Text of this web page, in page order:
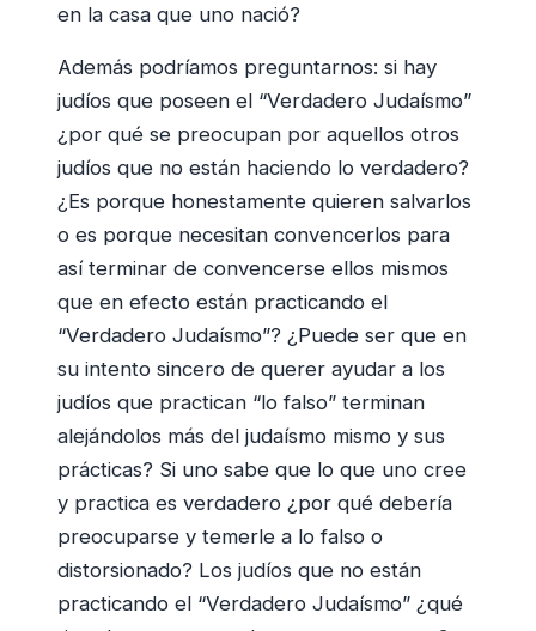
en la casa que uno nació?
Además podríamos preguntarnos: si hay
judíos que poseen el “Verdadero Judaísmo”
¿por qué se preocupan por aquellos otros
judíos que no están haciendo lo verdadero?
¿Es porque honestamente quieren salvarlos
o es porque necesitan convencerlos para
así terminar de convencerse ellos mismos
que en efecto están practicando el
“Verdadero Judaísmo”? ¿Puede ser que en
su intento sincero de querer ayudar a los
judíos que practican “lo falso” terminan
alejándolos más del judaísmo mismo y sus
prácticas? Si uno sabe que lo que uno cree
y practica es verdadero ¿por qué debería
preocuparse y temerle a lo falso o
distorsionado? Los judíos que no están
practicando el “Verdadero Judaísmo” ¿qué